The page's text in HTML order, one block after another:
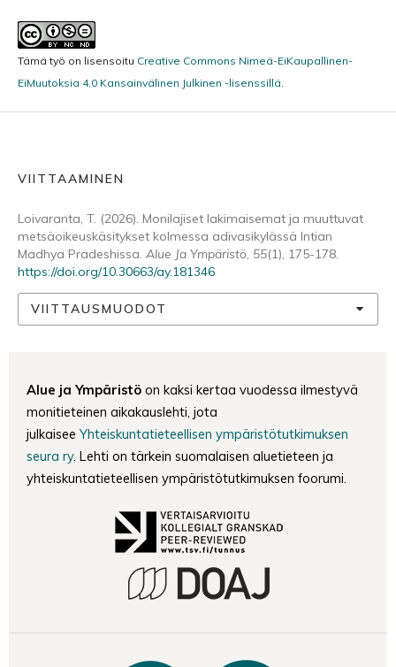
Tämä työ on lisensoitu Creative Commons Nimeä-EiKaupallinen-
EiMuutoksia 4.0 Kansainvälinen Julkinen -lisenssillä
VIITTAAMINEN
Loivaranta, T. (2026). Monilajiset lakimaisemat ja muuttuvat
metsäoikeuskäsitykset kolmessa adivasikylässä Intian
Madhya Pradeshissa. Alue Ja Ympäristö, 55(1), 175-178.
https://doi.org/10.30663/ay.181346
VIITTAUSMUODOT
Alue ja Ympäristö on kaksi kertaa vuodessa ilmestyvä
monitieteinen aikakauslehti, jota
julkaisee Yhteiskuntatieteellisen ympäristötutkimuksen
seura ry. Lehti on tärkein suomalaisen aluetieteen ja
yhteiskuntatieteellisen ympäristötutkimuksen foorumi.